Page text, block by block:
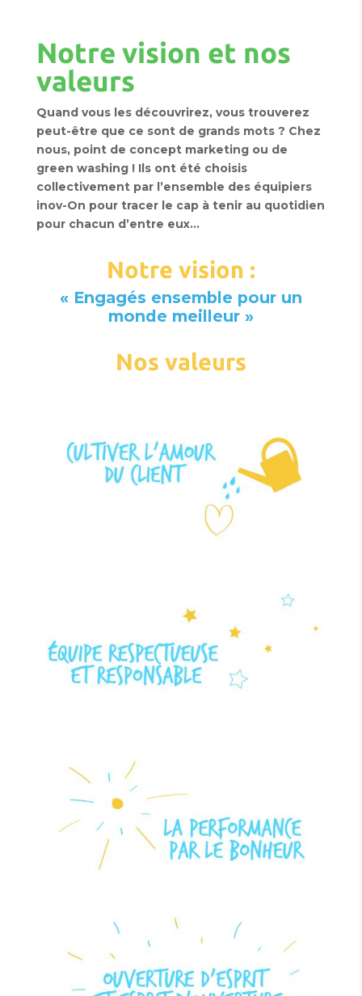
Notre vision et nos
valeurs
Quand vous les découvrirez, vous trouverez
peut-être que ce sont de grands mots ? Chez
nous, point de concept marketing ou de
green washing ! Ils ont été choisis
collectivement par l’ensemble des équipiers
inov-On pour tracer le cap à tenir au quotidien
pour chacun d’entre eux…
Notre vision :
« Engagés ensemble pour un
monde meilleur »
Nos valeurs